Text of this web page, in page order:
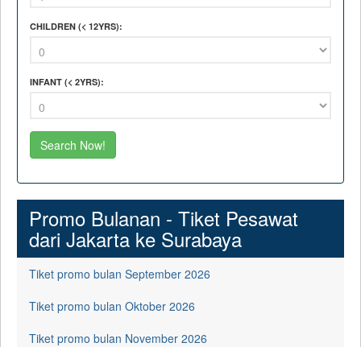
CHILDREN (< 12YRS):
INFANT (< 2YRS):
Promo Bulanan - Tiket Pesawat
dari Jakarta ke Surabaya
Tiket promo bulan September 2026
Tiket promo bulan Oktober 2026
Tiket promo bulan November 2026